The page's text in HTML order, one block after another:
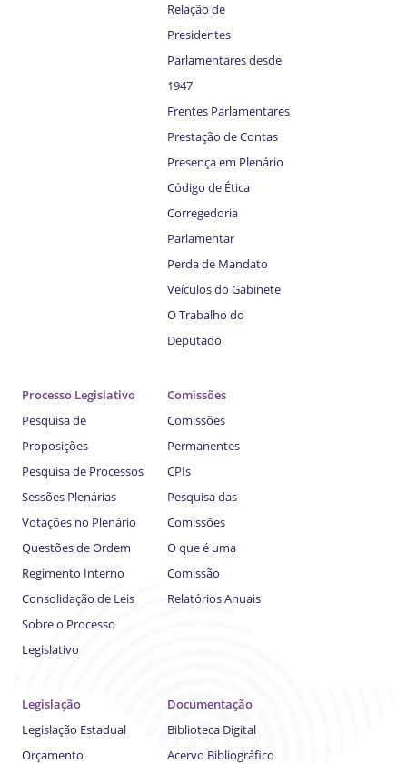
Relação de
Presidentes
Parlamentares desde
1947
Frentes Parlamentares
Prestação de Contas
Presença em Plenário
Código de Ética
Corregedoria
Parlamentar
Perda de Mandato
Veículos do Gabinete
O Trabalho do
Deputado
Processo Legislativo
Pesquisa de
Proposições
Pesquisa de Processos
Sessões Plenárias
Votações no Plenário
Questões de Ordem
Regimento Interno
Consolidação de Leis
Sobre o Processo
Legislativo
Comissões
Comissões
Permanentes
CPIs
Pesquisa das
Comissões
O que é uma
Comissão
Relatórios Anuais
Legislação
Legislação Estadual
Orçamento
Documentação
Biblioteca Digital
Acervo Bibliográfico